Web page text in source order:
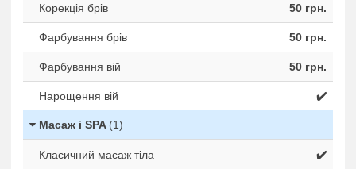
Корекція брів 50 грн.
Фарбування брів 50 грн.
Фарбування вій 50 грн.
Нарощення вій ✔️
Масаж і SPA (1)
Класичний масаж тіла ✔️